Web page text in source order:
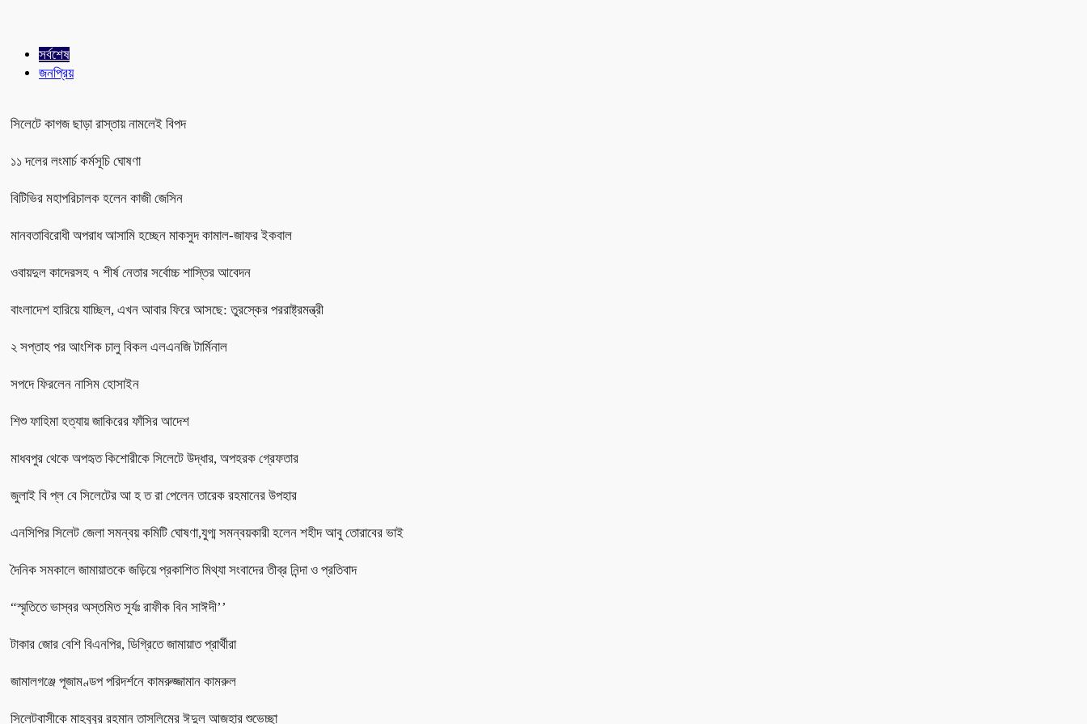
সর্বশেষ
জনপ্রিয়
সিলেটে কাগজ ছাড়া রাস্তায় নামলেই বিপদ
১১ দলের লংমার্চ কর্মসূচি ঘোষণা
বিটিভির মহাপরিচালক হলেন কাজী জেসিন
মানবতাবিরোধী অপরাধ আসামি হচ্ছেন মাকসুদ কামাল-জাফর ইকবাল
ওবায়দুল কাদেরসহ ৭ শীর্ষ নেতার সর্বোচ্চ শাস্তির আবেদন
বাংলাদেশ হারিয়ে যাচ্ছিল, এখন আবার ফিরে আসছে: তুরস্কের পররাষ্ট্রমন্ত্রী
২ সপ্তাহ পর আংশিক চালু বিকল এলএনজি টার্মিনাল
সপদে ফিরলেন নাসিম হোসাইন
শিশু ফাহিমা হত্যায় জাকিরের ফাঁসির আদেশ
মাধবপুর থেকে অপহৃত কিশোরীকে সিলেটে উদ্ধার, অপহরক গ্রেফতার
জুলাই বি প্ল বে সিলেটের আ হ ত রা পেলেন তারেক রহমানের উপহার
এনসিপির সিলেট জেলা সমন্বয় কমিটি ঘোষণা,যুগ্ম সমন্বয়কারী হলেন শহীদ আবু তোরাবের ভাই
দৈনিক সমকালে জামায়াতকে জড়িয়ে প্রকাশিত মিথ্যা সংবাদের তীব্র নিন্দা ও প্রতিবাদ
“স্মৃতিতে ভাস্বর অস্তমিত সূর্যঃ রাফীক বিন সাঈদী’’
টাকার জোর বেশি বিএনপির, ডিগ্রিতে জামায়াত প্রার্থীরা
জামালগঞ্জে পূজামণ্ডপ পরিদর্শনে কামরুজ্জামান কামরুল
সিলেটবাসীকে মাহবুবুর রহমান তাসলিমের ঈদুল আজহার শুভেচ্ছা